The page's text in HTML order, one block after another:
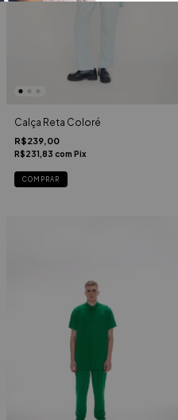
Calça Reta Coloré
R$239,00
R$231,83 com Pix
COMPRAR